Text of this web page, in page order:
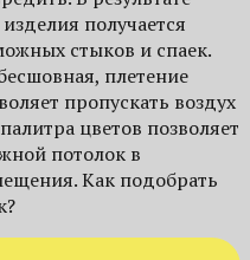
получается
стыков и спаек.
плетение
пропускать воздух
цветов позволяет
потолок в
Как подобрать